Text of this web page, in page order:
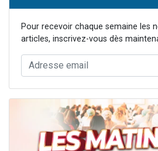
Pour recevoir chaque semaine les
articles, inscrivez-vous dès